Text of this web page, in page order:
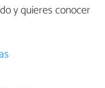
y quieres conocer